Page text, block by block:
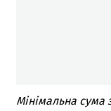
Мінімальна